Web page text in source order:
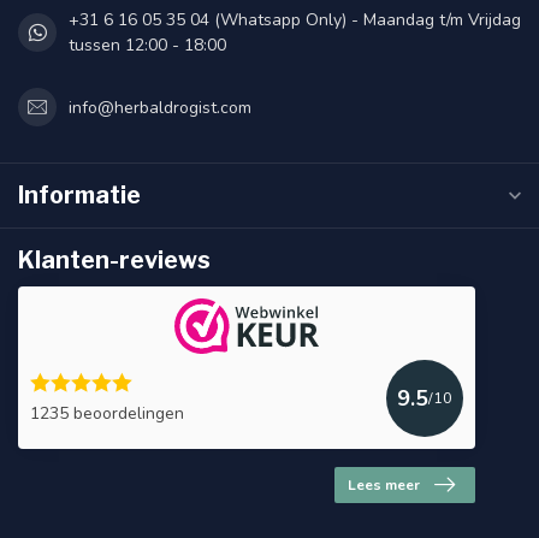
+31 6 16 05 35 04 (Whatsapp Only) - Maandag t/m Vrijdag
tussen 12:00 - 18:00
info@herbaldrogist.com
Informatie
Klanten-reviews
1235 beoordelingen
9.5/10
Lees meer